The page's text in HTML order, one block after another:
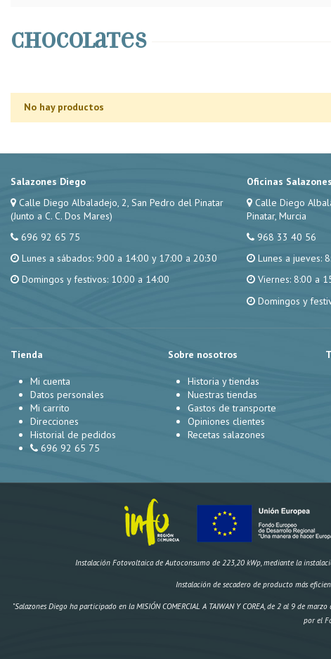
Chocolates
No hay productos
Salazones Diego
Calle Diego Albaladejo, 2, San Pedro del Pinatar
(Junto a C. C. Dos Mares)
696 92 65 75
Lunes a sábados: 9:00 a 14:00 y 17:00 a 20:30
Domingos y festivos: 10:00 a 14:00
Oficinas
Calle Diego
Pinatar, Murcia
968 33 40 56
Lunes a jueves:
Viernes: 8:00 a
Domingos y
Tienda
Mi cuenta
Datos personales
Mi carrito
Direcciones
Historial de pedidos
696 92 65 75
Sobre nosotros
Historia y tiendas
Nuestras tiendas
Gastos de transporte
Opiniones clientes
Recetas salazones
Instalación Fotovoltaica de Autoconsumo de 223,20 kWp, mediante la
Instalación de secadero de producto más
"Salazones Diego ha participado en la MISIÓN COMERCIAL A TAIWAN Y COREA, de 2 al 9 de
por el